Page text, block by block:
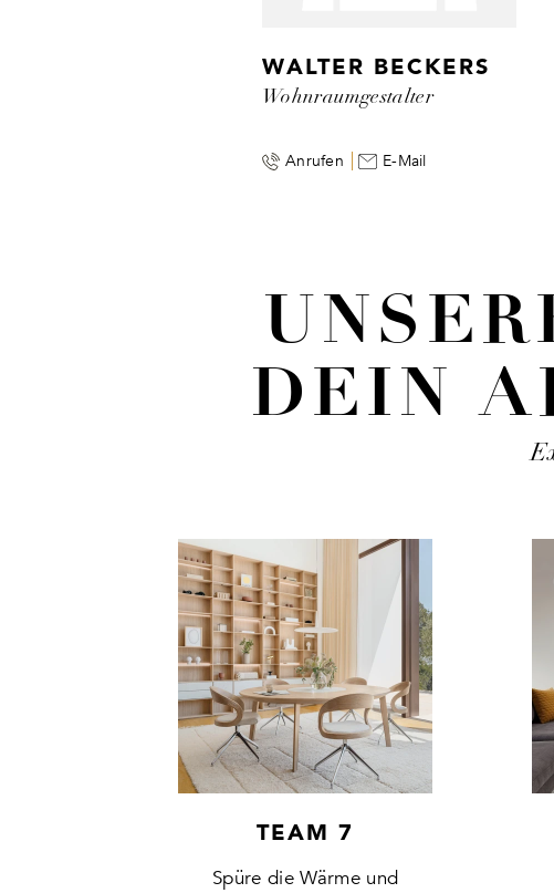
WALTER BECKERS
Wohnraumgestalter
Anrufen E-Mail
DEIN
TEAM 7
Spüre die Wärme und